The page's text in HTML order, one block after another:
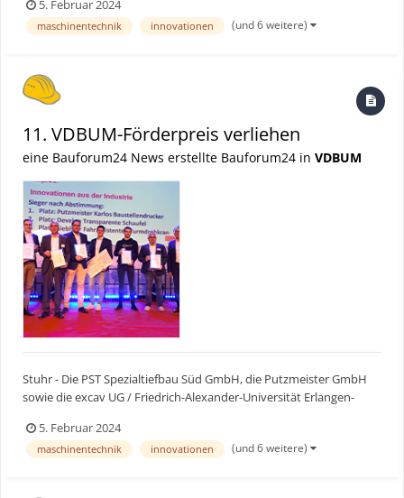
2024. Der Verband der Baubranche, Umwelt- und
Maschinentechnik (VDBUM) hat den renommierten Branchenpreis
5. Februar 2024
maschinentechnik innovationen (und 6 weitere)
11. VDBUM-Förderpreis verliehen
eine Bauforum24 News erstellte Bauforum24 in VDBUM
Stuhr - Die PST Spezialtiefbau Süd GmbH, die Putzmeister GmbH
sowie die excav UG / Friedrich-Alexander-Universität Erlangen-
2024. Der Verband der Baubranche, Umwelt- und
Maschinentechnik (VDBUM) hat den renommierten Branchenpreis
5. Februar 2024
maschinentechnik innovationen (und 6 weitere)